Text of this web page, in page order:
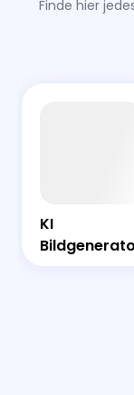
Finde hier
KI
KI